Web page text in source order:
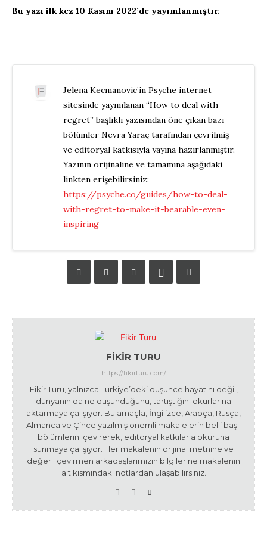
Bu yazı ilk kez 10 Kasım 2022’de yayımlanmıştır.
Jelena Kecmanovic’in Psyche internet
sitesinde yayımlanan “How to deal with
regret” başlıklı yazısından öne çıkan bazı
bölümler Nevra Yaraç tarafından çevrilmiş
ve editoryal katkısıyla yayına hazırlanmıştır.
Yazının orijinaline ve tamamına aşağıdaki
linkten erişebilirsiniz:
https://psyche.co/guides/how-to-deal-
with-regret-to-make-it-bearable-even-
inspiring
FIKIR TURU
https://fikirturu.com/
Fikir Turu, yalnızca Türkiye’deki düşünce hayatını değil,
dünyanın da ne düşündüğünü, tartıştığını okurlarına
aktarmaya çalışıyor. Bu amaçla, İngilizce, Arapça, Rusça,
Almanca ve Çince yazılmış önemli makalelerin belli başlı
bölümlerini çevirerek, editoryal katkılarla okuruna
sunmaya çalışıyor. Her makalenin orijinal metnine ve
değerli çevirmen arkadaşlarımızın bilgilerine makalenin
alt kısmındaki notlardan ulaşabilirsiniz.